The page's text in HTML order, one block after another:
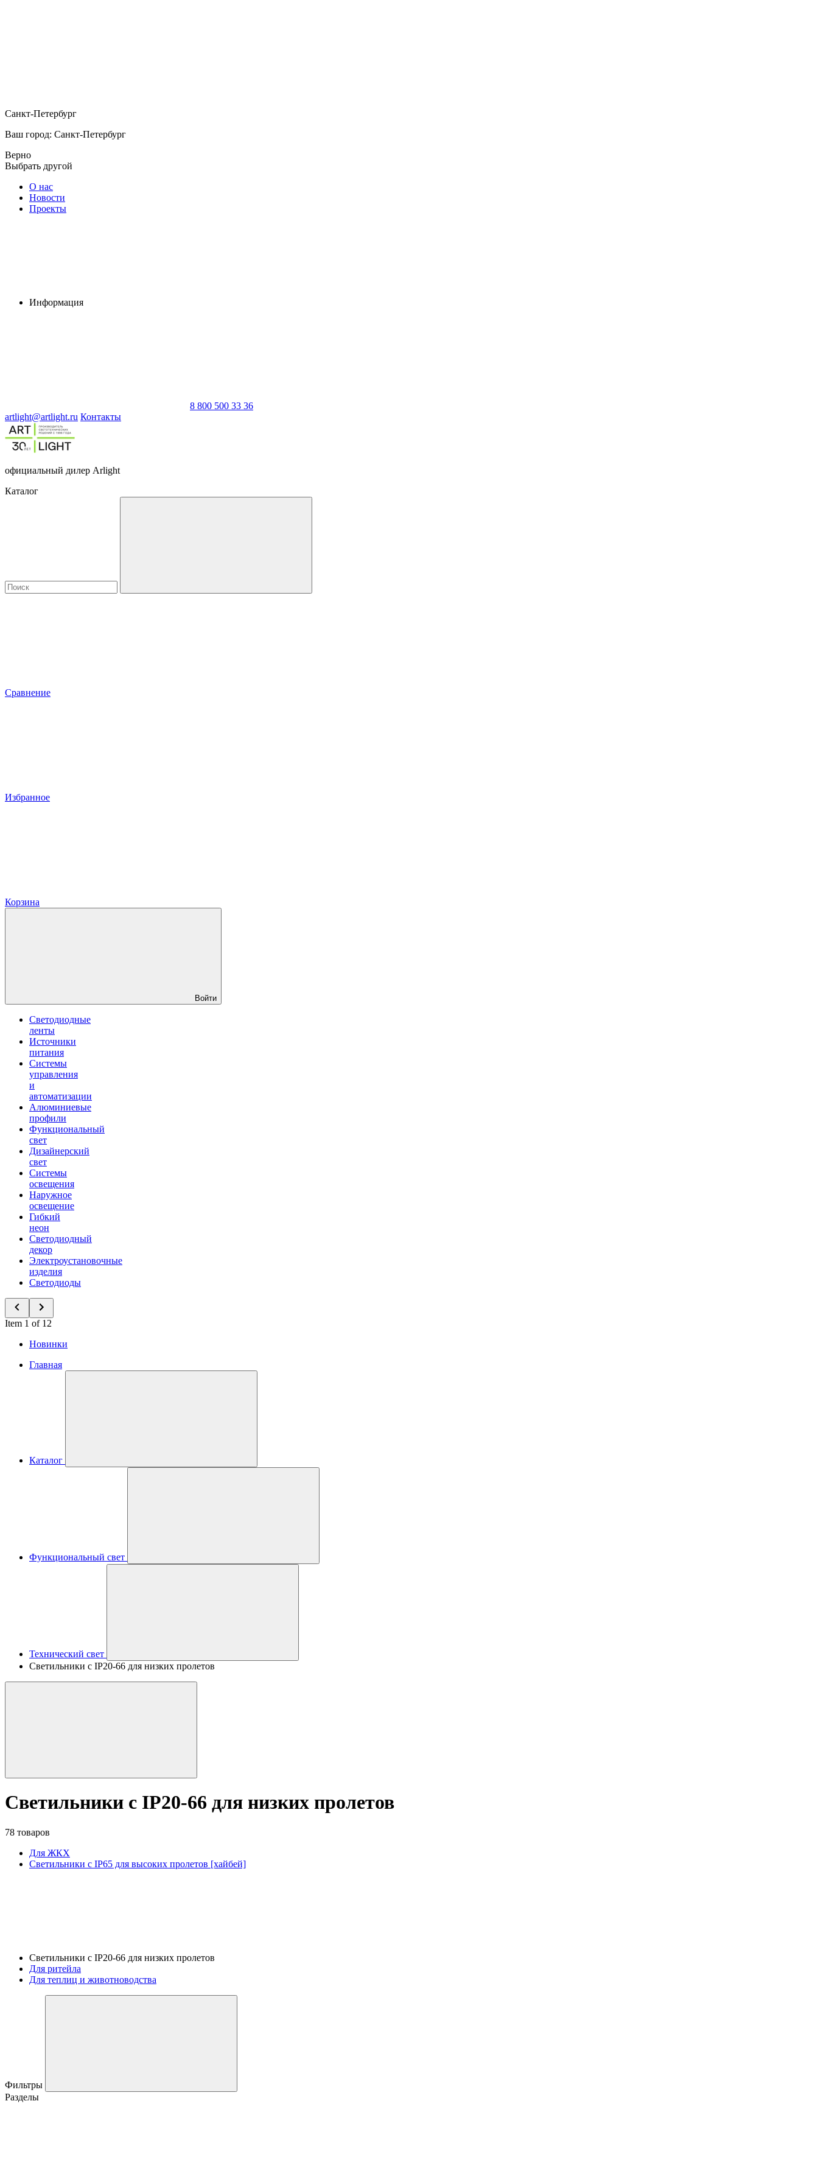
Санкт-Петербург
Ваш город: Санкт-Петербург
Верно
Выбрать другой
О нас
Новости
Проекты
Информация
8 800 500 33 36
artlight@artlight.ru Контакты
официальный дилер Arlight
Каталог
Сравнение
Избранное
Корзина
Войти
Светодиодные
ленты
Источники
питания
Системы
управления
и
автоматизации
Алюминиевые
профили
Функциональный
свет
Дизайнерский
свет
Системы
освещения
Наружное
освещение
Гибкий
неон
Светодиодный
декор
Электроустановочные
изделия
Светодиоды
Item 1 of 12
Новинки
Главная
Каталог
Функциональный свет
Технический свет
Светильники с IP20-66 для низких пролетов
Светильники с IP20-66 для низких пролетов
78 товаров
Для ЖКХ
Светильники с IP65 для высоких пролетов [хайбей]
Светильники с IP20-66 для низких пролетов
Для ритейла
Для теплиц и животноводства
Фильтры
Разделы